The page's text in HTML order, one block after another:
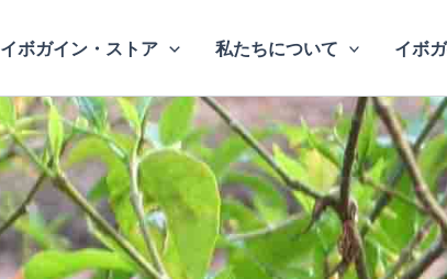
イボガイン・ストア 私たちについて イボ